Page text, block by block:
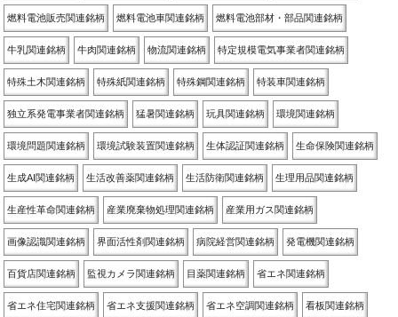
燃料電池販売関連銘柄 燃料電池車関連銘柄 燃料電池部材・部品関連銘柄
牛乳関連銘柄 牛肉関連銘柄 物流関連銘柄 特定規模電気事業者関連銘柄
特殊土木関連銘柄 特殊紙関連銘柄 特殊鋼関連銘柄 特装車関連銘柄
独立系発電事業者関連銘柄 猛暑関連銘柄 玩具関連銘柄 環境関連銘柄
環境問題関連銘柄 環境試験装置関連銘柄 生体認証関連銘柄 生命保険関連銘柄
生成AI関連銘柄 生活改善薬関連銘柄 生活防衛関連銘柄 生理用品関連銘柄
生産性革命関連銘柄 産業廃棄物処理関連銘柄 産業用ガス関連銘柄
画像認識関連銘柄 界面活性剤関連銘柄 病院経営関連銘柄 発電機関連銘柄
百貨店関連銘柄 監視カメラ関連銘柄 目薬関連銘柄 省エネ関連銘柄
省エネ住宅関連銘柄 省エネ支援関連銘柄 省エネ空調関連銘柄 看板関連銘柄